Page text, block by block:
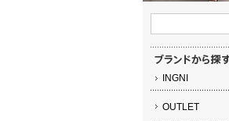
INGNI
OUTLET